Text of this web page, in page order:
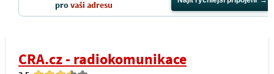
provaši adresu
CRA.cz - radiokomunikace